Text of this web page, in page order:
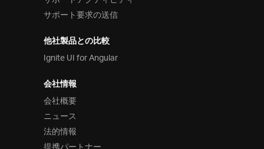
サポート要求の送信
他社製品との比較
Ignite UI for Angular
会社情報
会社概要
ニュース
法的情報